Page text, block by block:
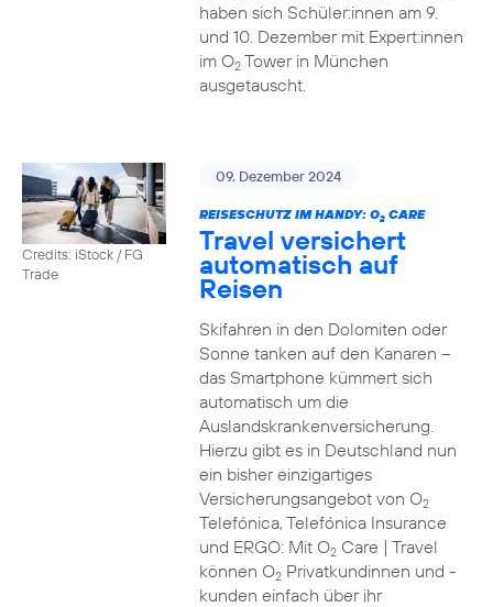
haben sich Schüler:innen am 9.
und 10. Dezember mit Expert:innen
im O2Tower in München
ausgetauscht.
Credits: iStock / FG
Trade
09. Dezember 2024
REISESCHUTZ IM HANDY: O2CARE
Travel versichert
automatisch auf
Reisen
Skifahren in den Dolomiten oder
Sonne tanken auf den Kanaren –
das Smartphone kümmert sich
automatisch um die
Auslandskrankenversicherung.
Hierzu gibt es in Deutschland nun
ein bisher einzigartiges
Versicherungsangebot von O2
Telefónica, Telefónica Insurance
und ERGO: Mit O2Care | Travel
können O2Privatkundinnen und -
kunden einfach über ihr